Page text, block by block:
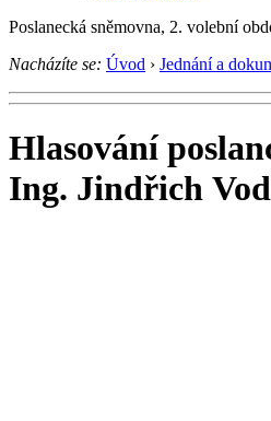
Poslanecká sněmovna, 2. volební
Nacházíte se: Úvod › Jednání a
Hlasování
Ing. Jindřich